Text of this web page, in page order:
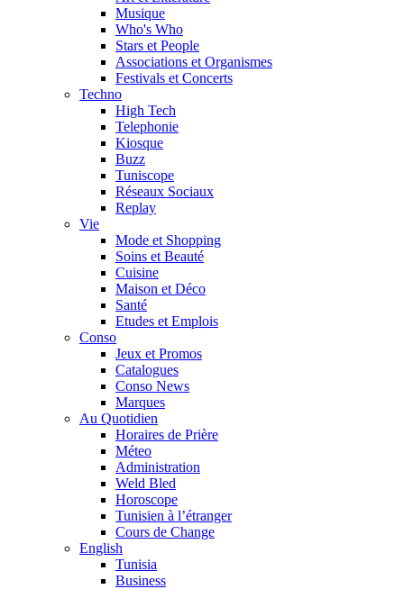
Musique
Who's Who
Stars et People
Associations et Organismes
Festivals et Concerts
Techno
High Tech
Telephonie
Kiosque
Buzz
Tuniscope
Réseaux Sociaux
Replay
Vie
Mode et Shopping
Soins et Beauté
Cuisine
Maison et Déco
Santé
Etudes et Emplois
Conso
Jeux et Promos
Catalogues
Conso News
Marques
Au Quotidien
Horaires de Prière
Méteo
Administration
Weld Bled
Horoscope
Tunisien à l’étranger
Cours de Change
English
Tunisia
Business